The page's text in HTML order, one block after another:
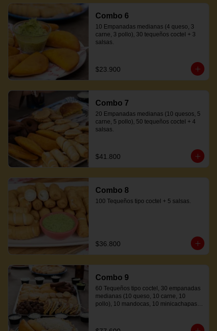
Combo 6
10 Empanadas medianas (4 queso, 3
carne, 3 pollo), 30 tequeños coctel + 3
salsas.
$23.900
Combo 7
20 Empanadas medianas (10 quesos, 5
carne, 5 pollo), 50 tequeños coctel + 4
salsas.
$41.800
Combo 8
100 Tequeños tipo coctel + 5 salsas.
$36.800
Combo 9
60 Tequeños tipo coctel, 30 empanadas
medianas (10 queso, 10 carne, 10
pollo), 10 mandocas, 10 minicachapas y